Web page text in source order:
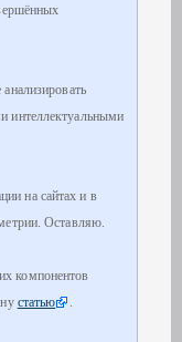
интеллектуальными
на сайтах и в
Оставляю.
компонентов
статью